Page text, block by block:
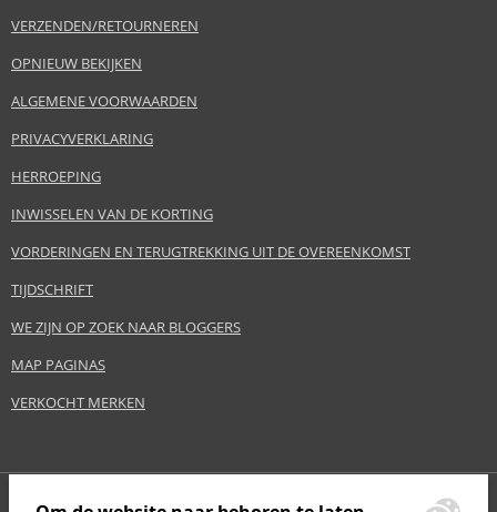
VERZENDEN/RETOURNEREN
OPNIEUW BEKIJKEN
ALGEMENE VOORWAARDEN
PRIVACYVERKLARING
HERROEPING
INWISSELEN VAN DE KORTING
VORDERINGEN EN TERUGTREKKING UIT DE OVEREENKOMST
TIJDSCHRIFT
WE ZIJN OP ZOEK NAAR BLOGGERS
MAP PAGINAS
VERKOCHT MERKEN